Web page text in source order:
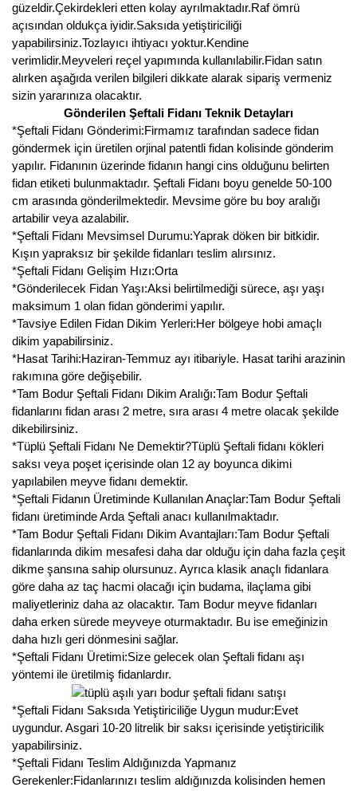
güzeldir.Çekirdekleri etten kolay ayrılmaktadır.Raf ömrü
açısından oldukça iyidir.Saksıda yetiştiriciliği
yapabilirsiniz.Tozlayıcı ihtiyacı yoktur.Kendine
verimlidir.Meyveleri reçel yapımında kullanılabilir.Fidan satın
alırken aşağıda verilen bilgileri dikkate alarak sipariş vermeniz
sizin yararınıza olacaktır.
Gönderilen Şeftali Fidanı Teknik Detayları
*Şeftali Fidanı Gönderimi:Firmamız tarafından sadece fidan
göndermek için üretilen orjinal patentli fidan kolisinde gönderim
yapılır. Fidanının üzerinde fidanın hangi cins olduğunu belirten
fidan etiketi bulunmaktadır. Şeftali Fidanı boyu genelde 50-100
cm arasında gönderilmektedir. Mevsime göre bu boy aralığı
artabilir veya azalabilir.
*Şeftali Fidanı Mevsimsel Durumu:Yaprak döken bir bitkidir.
Kışın yapraksız bir şekilde fidanları teslim alırsınız.
*Şeftali Fidanı Gelişim Hızı:Orta
*Gönderilecek Fidan Yaşı:Aksi belirtilmediği sürece, aşı yaşı
maksimum 1 olan fidan gönderimi yapılır.
*Tavsiye Edilen Fidan Dikim Yerleri:Her bölgeye hobi amaçlı
dikim yapabilirsiniz.
*Hasat Tarihi:Haziran-Temmuz ayı itibariyle. Hasat tarihi arazinin
rakımına göre değişebilir.
*Tam Bodur Şeftali Fidanı Dikim Aralığı:Tam Bodur Şeftali
fidanlarını fidan arası 2 metre, sıra arası 4 metre olacak şekilde
dikebilirsiniz.
*Tüplü Şeftali Fidanı Ne Demektir?Tüplü Şeftali fidanı kökleri
saksı veya poşet içerisinde olan 12 ay boyunca dikimi
yapılabilen meyve fidanı demektir.
*Şeftali Fidanın Üretiminde Kullanılan Anaçlar:Tam Bodur Şeftali
fidanı üretiminde Arda Şeftali anacı kullanılmaktadır.
*Tam Bodur Şeftali Fidanı Dikim Avantajları:Tam Bodur Şeftali
fidanlarında dikim mesafesi daha dar olduğu için daha fazla çeşit
dikme şansına sahip olursunuz. Ayrıca klasik anaçlı fidanlara
göre daha az taç hacmi olacağı için budama, ilaçlama gibi
maliyetleriniz daha az olacaktır. Tam Bodur meyve fidanları
daha erken sürede meyveye oturmaktadır. Bu ise emeğinizin
daha hızlı geri dönmesini sağlar.
*Şeftali Fidanı Üretimi:Size gelecek olan Şeftali fidanı aşı
yöntemi ile üretilmiş fidanlardır.
*Şeftali Fidanı Saksıda Yetiştiriciliğe Uygun mudur:Evet
uygundur. Asgari 10-20 litrelik bir saksı içerisinde yetiştiricilik
yapabilirsiniz.
*Şeftali Fidanı Teslim Aldığınızda Yapmanız
Gerekenler:Fidanlarınızı teslim aldığınızda kolisinden hemen